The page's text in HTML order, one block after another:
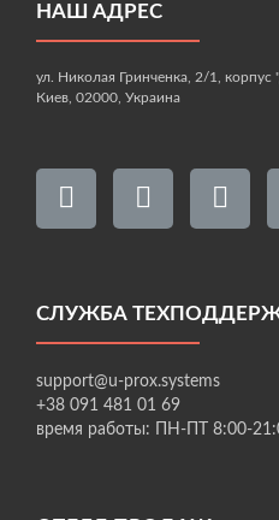
НАШ АДРЕС
ул. Николая Гринченка, 2/1,
Киев, 02000, Украина
СЛУЖБА
support@u-prox.systems
+38 091 481 01 69
время работы: ПН-ПТ 8:00-